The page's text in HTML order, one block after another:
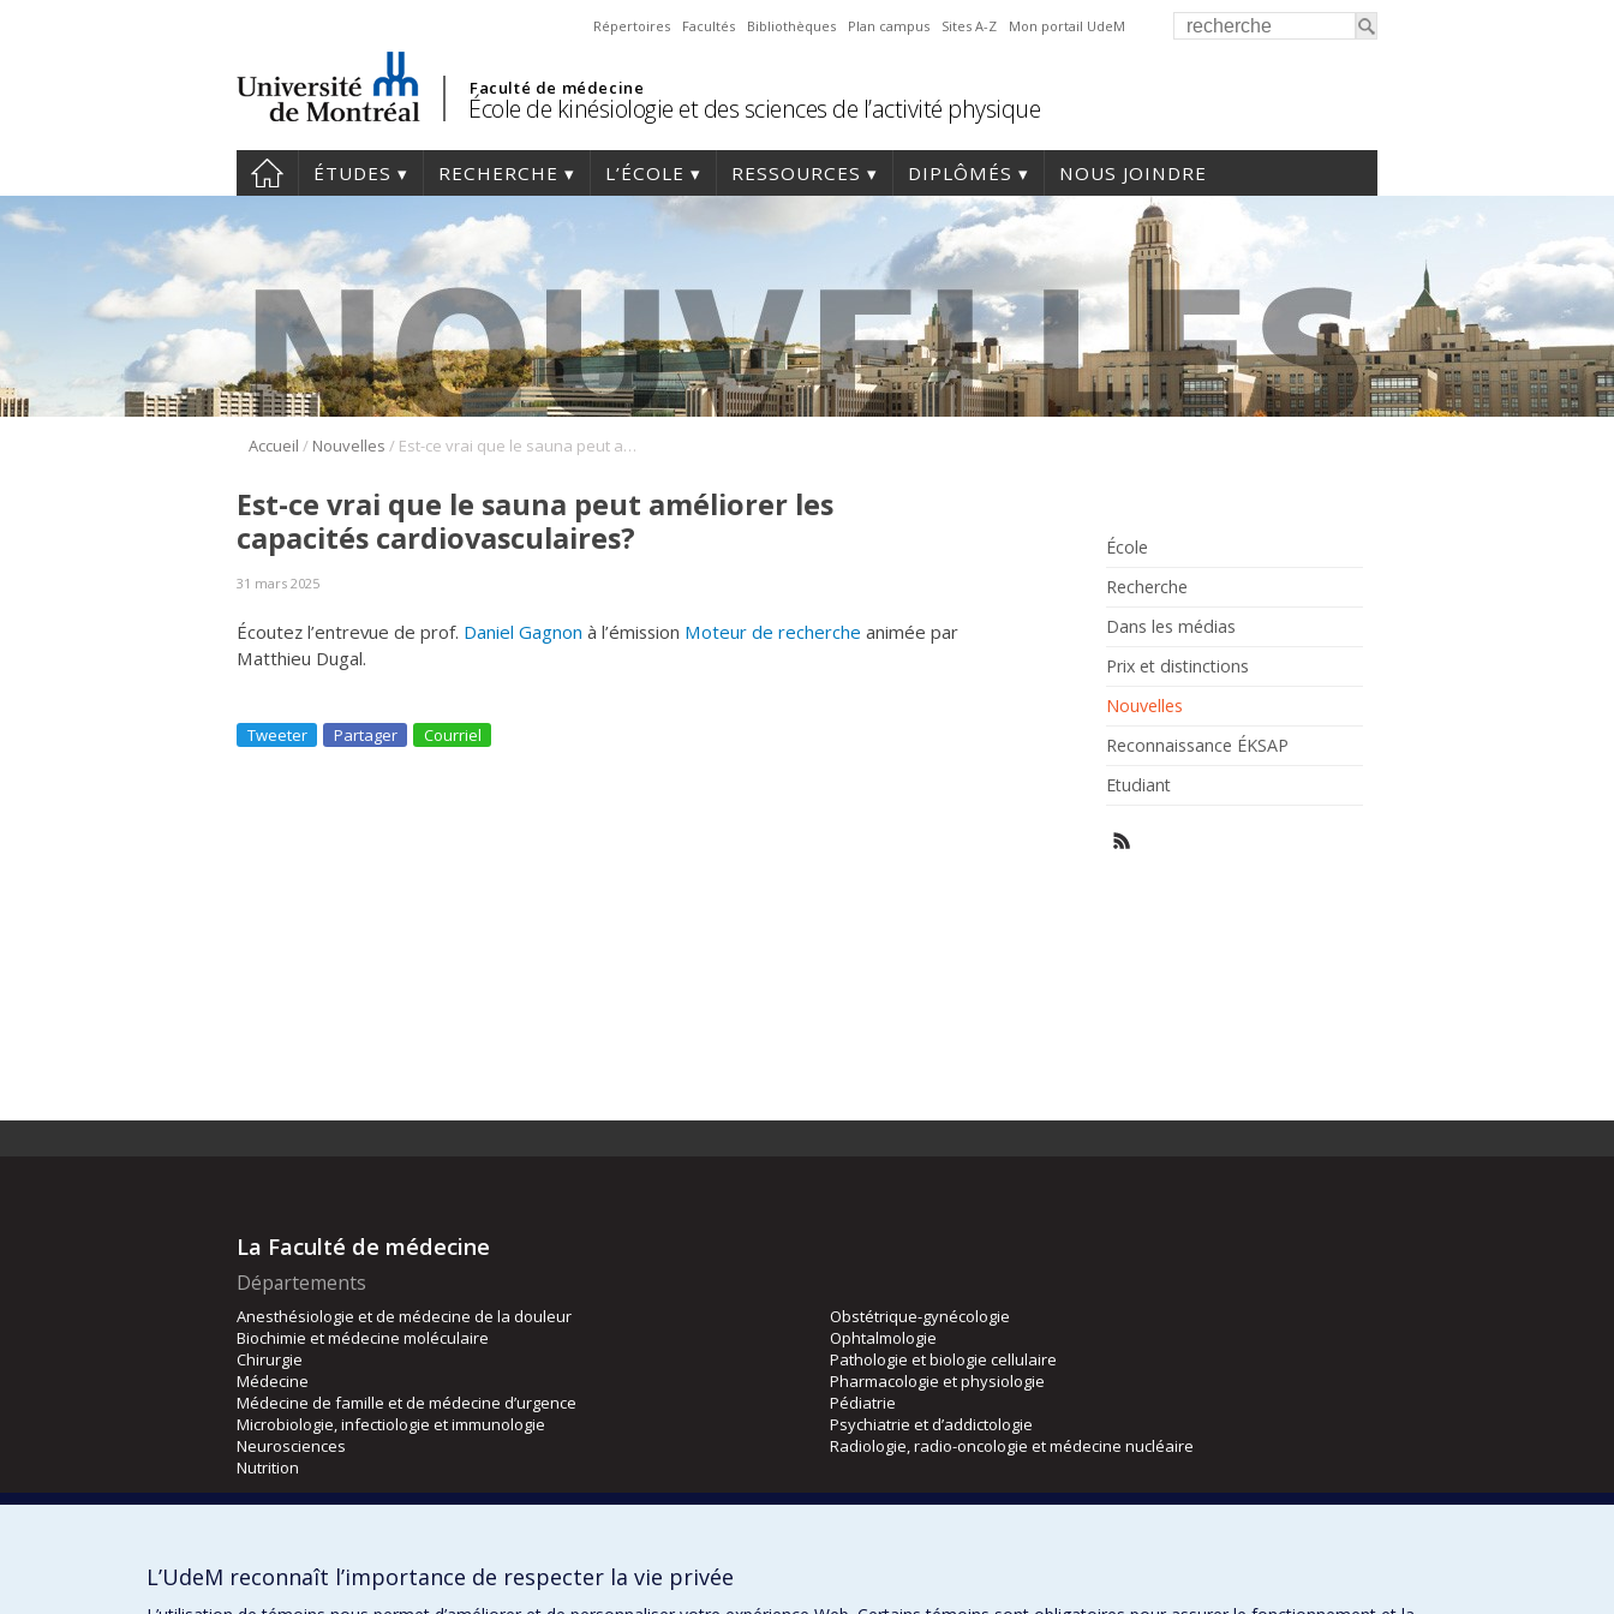
Répertoires Facultés Bibliothèques Plan campus Sites A-Z Mon portail UdeM
Faculté de médecine
École de kinésiologie et des sciences de l’activité physique
ÉTUDES RECHERCHE L’ÉCOLE RESSOURCES DIPLÔMÉS NOUS JOINDRE
Accueil / Nouvelles / Est-ce vrai que le sauna peut améliorer les capacités cardiovasculaires?
École
Recherche
Dans les médias
Prix et distinctions
Nouvelles
Reconnaissance ÉKSAP
Etudiant
Est-ce vrai que le sauna peut améliorer les
capacités cardiovasculaires?
31 mars 2025
Écoutez l’entrevue de prof. Daniel Gagnon à l’émission Moteur de recherche animée par
Matthieu Dugal.
Tweeter Partager Courriel
La Faculté de médecine
Départements
Anesthésiologie et de médecine de la douleur
Biochimie et médecine moléculaire
Chirurgie
Médecine
Médecine de famille et de médecine d’urgence
Microbiologie, infectiologie et immunologie
Neurosciences
Nutrition
Obstétrique-gynécologie
Ophtalmologie
Pathologie et biologie cellulaire
Pharmacologie et physiologie
Pédiatrie
Psychiatrie et d’addictologie
Radiologie, radio-oncologie et médecine nucléaire
Orthophonie et audiologie
L’UdeM reconnaît l’importance de respecter la vie privée